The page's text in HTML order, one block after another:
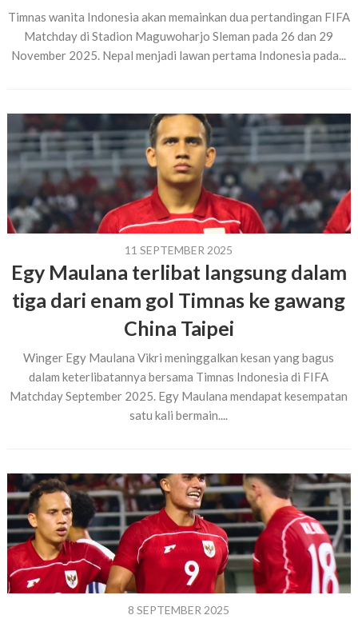
Timnas wanita Indonesia akan memainkan dua pertandingan FIFA
Matchday di Stadion Maguwoharjo Sleman pada 26 dan 29
November 2025. Nepal menjadi lawan pertama Indonesia pada...
11 SEPTEMBER 2025
Egy Maulana terlibat langsung dalam
tiga dari enam gol Timnas ke gawang
China Taipei
Winger Egy Maulana Vikri meninggalkan kesan yang bagus
dalam keterlibatannya bersama Timnas Indonesia di FIFA
Matchday September 2025. Egy Maulana mendapat kesempatan
satu kali bermain....
8 SEPTEMBER 2025